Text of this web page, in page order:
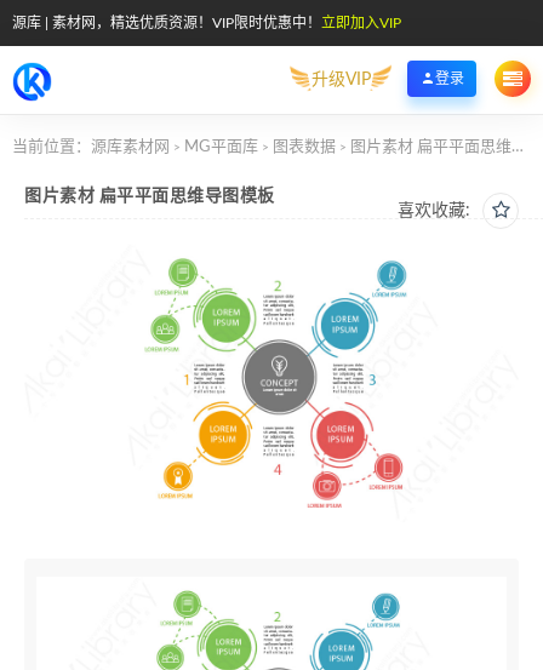
源库 | 素材网，精选优质资源！VIP限时优惠中！ 立即加入VIP
升级VIP 登录
当前位置： 源库素材网 > MG平面库 > 图表数据 > 图片素材 扁平平面思维导图模板
喜欢收藏:
图片素材 扁平平面思维导图模板